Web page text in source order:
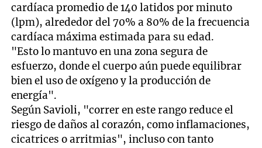
cardíaca promedio de 140 latidos por minuto
(lpm), alrededor del 70% a 80% de la frecuencia
cardíaca máxima estimada para su edad.
"Esto lo mantuvo en una zona segura de
esfuerzo, donde el cuerpo aún puede equilibrar
bien el uso de oxígeno y la producción de
energía".
Según Savioli, "correr en este rango reduce el
riesgo de daños al corazón, como inflamaciones,
cicatrices o arritmias", incluso con tanto